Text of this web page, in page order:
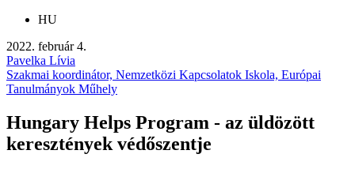
HU
2022. február 4.
Pavelka Lívia
Szakmai koordinátor, Nemzetközi Kapcsolatok Iskola, Európai
Tanulmányok Műhely
Hungary Helps Program - az üldözött
keresztények védőszentje